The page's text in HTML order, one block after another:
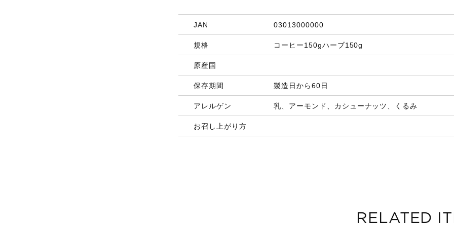
JAN 03013000000
規格 コーヒー150gハーブ150g
原産国
保存期間 製造日から60日
アレルゲン 乳、アーモンド、カシューナッツ、くるみ
お召し上がり方
RELATED